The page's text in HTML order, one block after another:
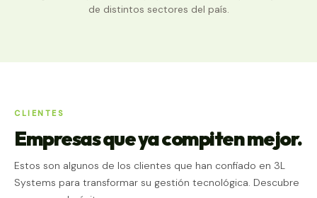
de distintos sectores del país.
CLIENTES
Empresas que ya compiten mejor.
Estos son algunos de los clientes que han confiado en 3L
Systems para transformar su gestión tecnológica. Descubre